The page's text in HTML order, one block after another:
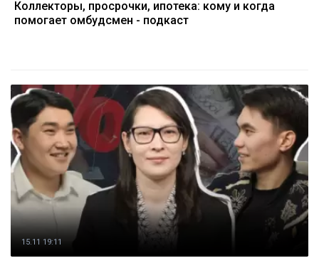
Коллекторы, просрочки, ипотека: кому и когда
помогает омбудсмен - подкаст
15.11 19:11